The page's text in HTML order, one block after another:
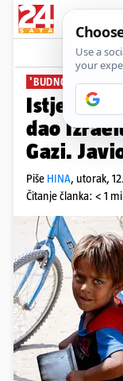
'BUDNO SVE
Istječe
dao
Gazi.
Piše HINA, utorak,
Čitanje članka: < 1